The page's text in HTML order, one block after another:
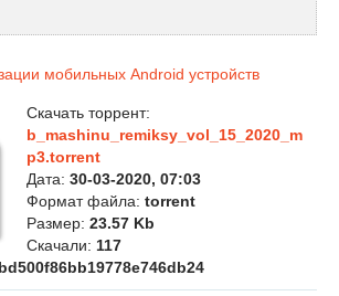
Скачать торрент:
b_mashinu_remiksy_vol_15_2020_m
p3.torrent
Дата: 30-03-2020, 07:03
Формат файла: torrent
Размер: 23.57 Kb
Скачали: 117